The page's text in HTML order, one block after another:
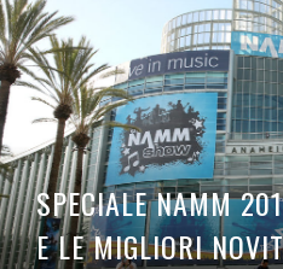
SPECIALE NAMM
E LE MIGLIORI